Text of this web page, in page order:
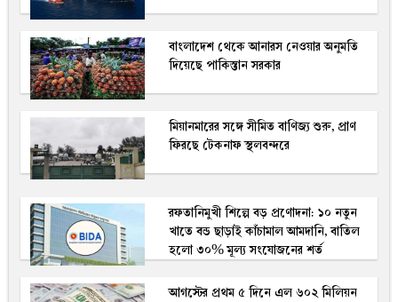
বাংলাদেশ থেকে আনারস নেওয়ার অনুমতি
দিয়েছে পাকিস্তান সরকার
মিয়ানমারের সঙ্গে সীমিত বাণিজ্য শুরু, প্রাণ
ফিরছে টেকনাফ স্থলবন্দরে
রফতানিমুখী শিল্পে বড় প্রণোদনা: ১০ নতুন
খাতে বন্ড ছাড়াই কাঁচামাল আমদানি, বাতিল
হলো ৩০% মূল্য সংযোজনের শর্ত
আগস্টের প্রথম ৫ দিনে এল ৬০২ মিলিয়ন